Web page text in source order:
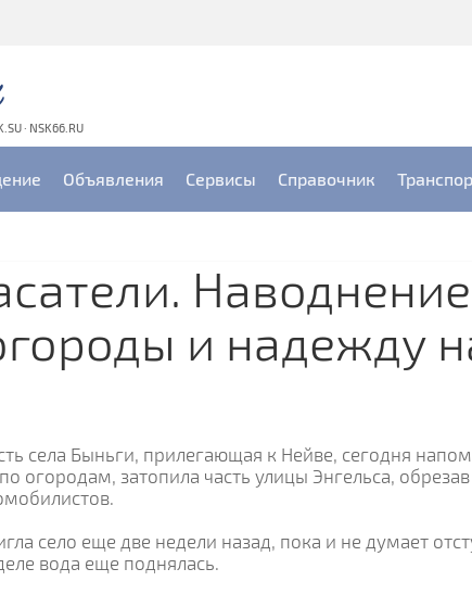
· NSK66.RU
Объявления Сервисы Справочник
и надежду
села Быньги, прилегающая к Нейве, сегодня
огородам, затопила часть улицы Энгельса,
село еще две недели назад, пока и не думает
вода еще поднялась.